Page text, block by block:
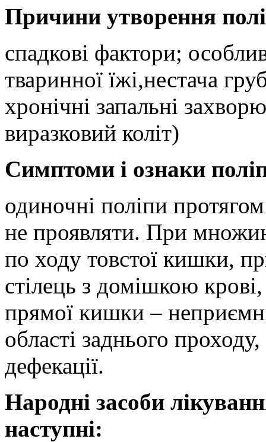
Причини утворення
спадкові фактори;
тваринної їжі,нестача
хронічні запальні
виразковий коліт)
Симптоми і ознаки
одиночні поліпи
не проявляти. При
по ходу товстої кишки,
стілець з домішкою
прямої кишки –
області заднього
дефекації.
Народні засоби
наступні: